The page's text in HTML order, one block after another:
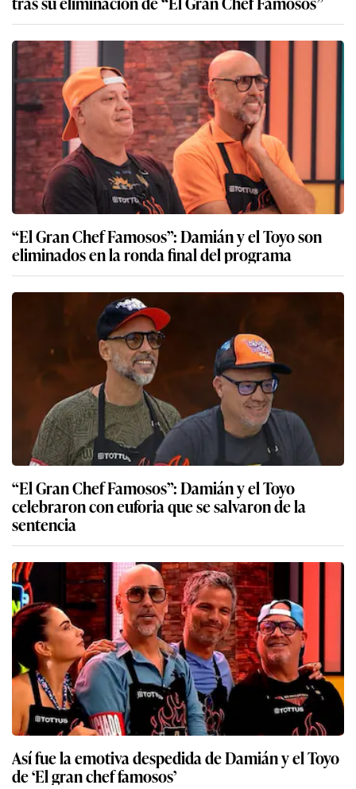
“El Gran Chef Famosos”: Damián y el Toyo son
eliminados en la ronda final del programa
“El Gran Chef Famosos”: Damián y el Toyo
celebraron con euforia que se salvaron de la
sentencia
Así fue la emotiva despedida de Damián y el Toyo
de ‘El gran chef famosos’